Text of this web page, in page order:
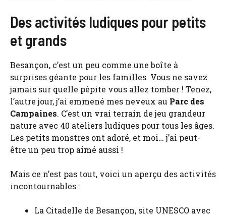
Des activités ludiques pour petits
et grands
Besançon, c’est un peu comme une boîte à
surprises géante pour les familles. Vous ne savez
jamais sur quelle pépite vous allez tomber ! Tenez,
l’autre jour, j’ai emmené mes neveux au Parc des
Campaines. C’est un vrai terrain de jeu grandeur
nature avec 40 ateliers ludiques pour tous les âges.
Les petits monstres ont adoré, et moi… j’ai peut-
être un peu trop aimé aussi !
Mais ce n’est pas tout, voici un aperçu des activités
incontournables :
La Citadelle de Besançon, site UNESCO avec